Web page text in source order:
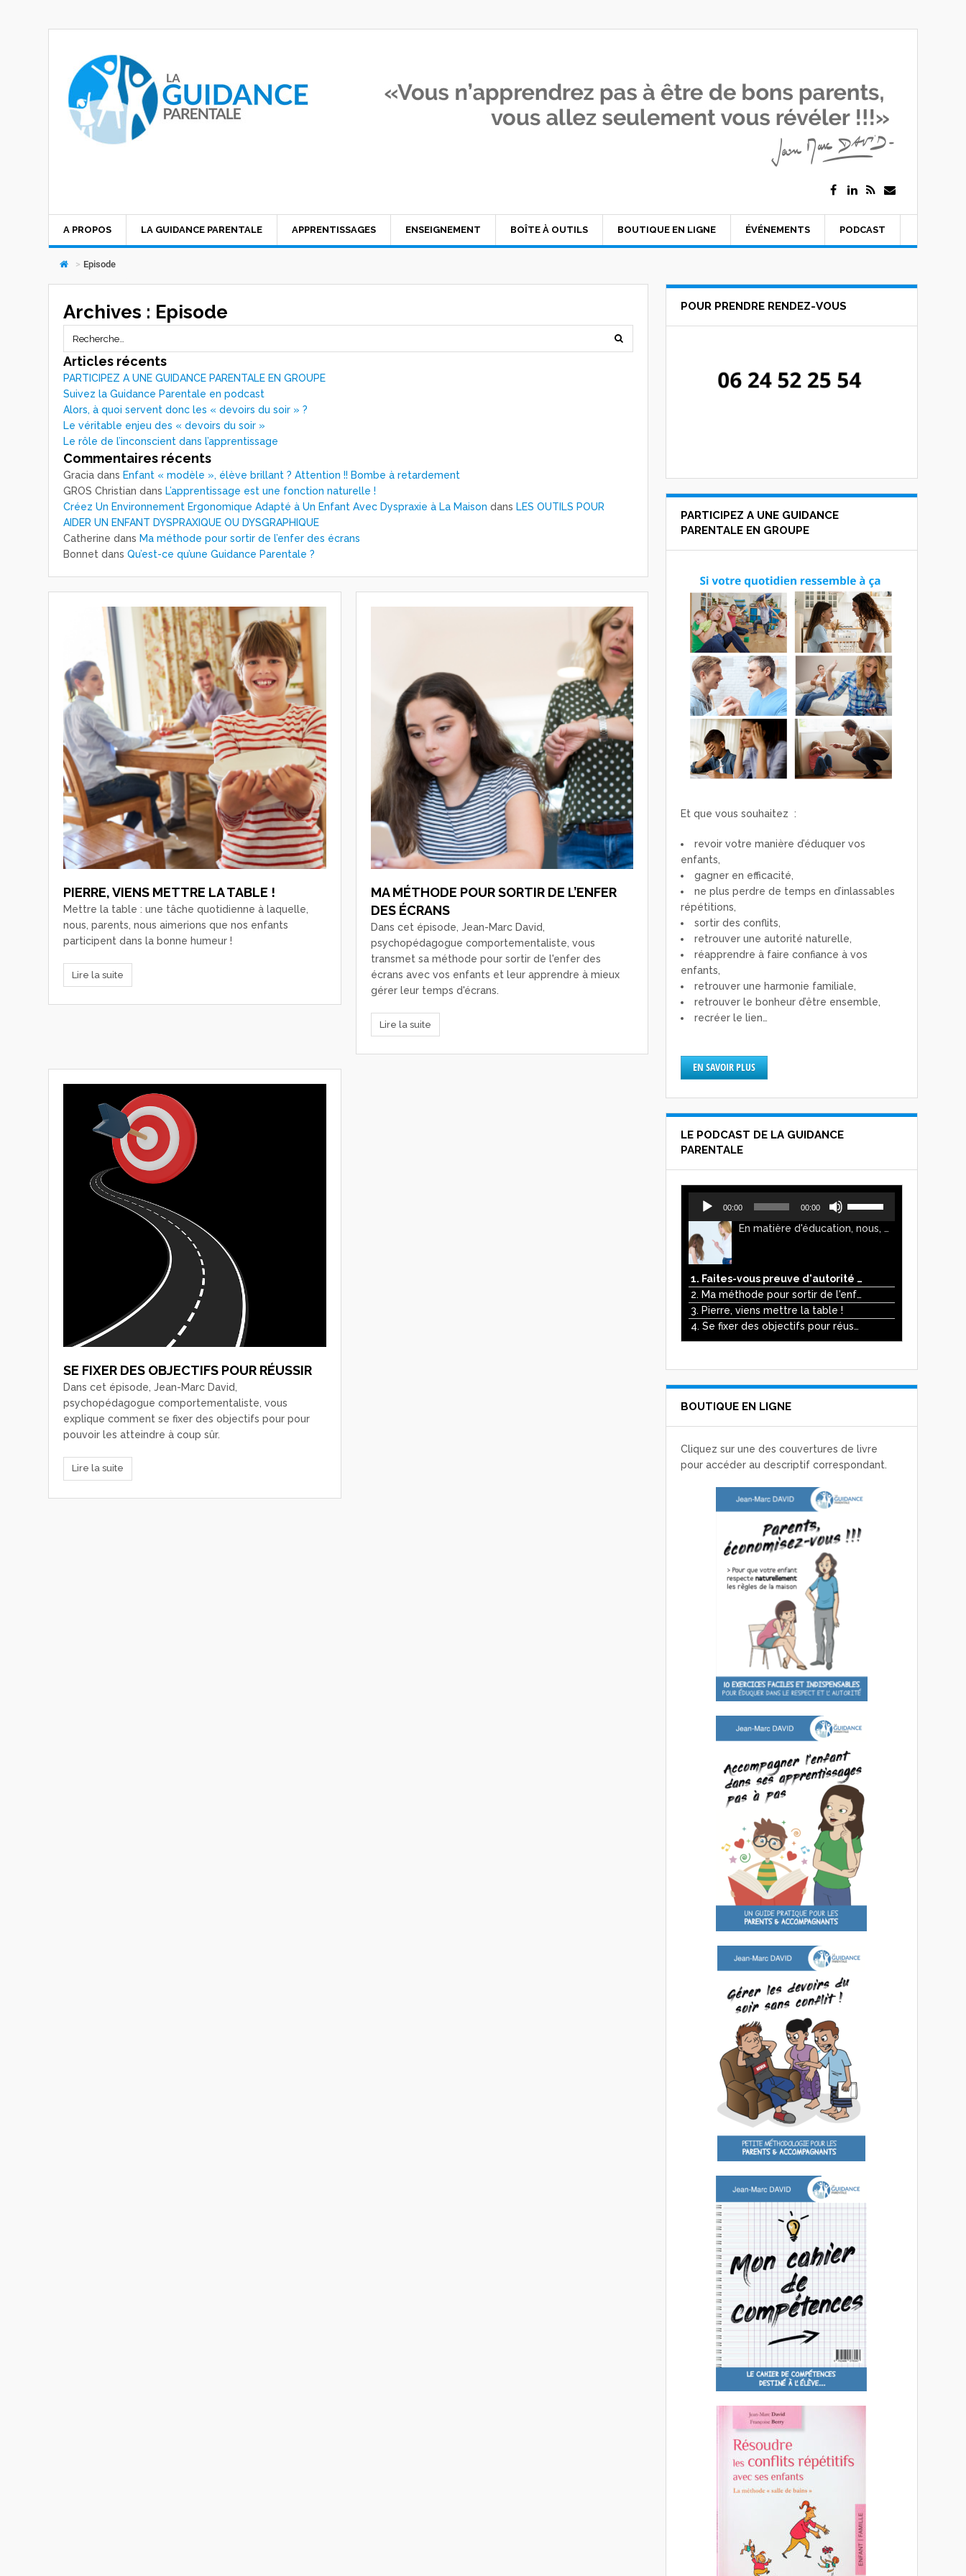
A PROPOS LA GUIDANCE PARENTALE APPRENTISSAGES ENSEIGNEMENT BOÎTE À OUTILS BOUTIQUE EN LIGNE ÉVÉNEMENTS PODCAST
> Episode
Archives : Episode
Articles récents
PARTICIPEZ A UNE GUIDANCE PARENTALE EN GROUPE
Suivez la Guidance Parentale en podcast
Alors, à quoi servent donc les « devoirs du soir » ?
Le véritable enjeu des « devoirs du soir »
Le rôle de l’inconscient dans l’apprentissage
Commentaires récents
Gracia dans Enfant « modèle », élève brillant ? Attention !! Bombe à retardement
GROS Christian dans L’apprentissage est une fonction naturelle !
Créez Un Environnement Ergonomique Adapté à Un Enfant Avec Dyspraxie à La Maison dans LES OUTILS POUR
AIDER UN ENFANT DYSPRAXIQUE OU DYSGRAPHIQUE
Catherine dans Ma méthode pour sortir de l’enfer des écrans
Bonnet dansQu’est-ce qu’une Guidance Parentale ?
PIERRE, VIENS METTRE LA TABLE !
Mettre la table : une tâche quotidienne à laquelle,
nous, parents, nous aimerions que nos enfants
participent dans la bonne humeur !
Lire la suite
MA MÉTHODE POUR SORTIR DE L’ENFER
DES ÉCRANS
Dans cet épisode, Jean-Marc David,
psychopédagogue comportementaliste, vous
transmet sa méthode pour sortir de l'enfer des
écrans avec vos enfants et leur apprendre à mieux
gérer leur temps d'écrans.
Lire la suite
SE FIXER DES OBJECTIFS POUR RÉUSSIR
Dans cet épisode, Jean-Marc David,
psychopédagogue comportementaliste, vous
explique comment se fixer des objectifs pour pour
pouvoir les atteindre à coup sûr.
Lire la suite
POUR PRENDRE RENDEZ-VOUS
PARTICIPEZ A UNE GUIDANCE
PARENTALE EN GROUPE
Et que vous souhaitez :
revoir votre manière d’éduquer vos
enfants,
gagner en efficacité,
ne plus perdre de temps en d’inlassables
répétitions,
sortir des conflits,
retrouver une autorité naturelle,
réapprendre à faire confiance à vos
enfants,
retrouver une harmonie familiale,
retrouver le bonheur d’être ensemble,
recréer le lien…
EN SAVOIR PLUS
LE PODCAST DE LA GUIDANCE
PARENTALE
Lecteur
audio
00:00 00:00
flèches
augmenter
ou
diminuer
le
En matière d'éducation, nous, parents, avons l'impression de faire preuve d'autorité. Mais n'est-ce pas, parfois, plutôt un jeu de pouvoir ? Ce podcast vous permettra d'y voir plus clair !
1. Faites-vous preuve d'autorité ou de pouvoir avec vos enfants ?
2. Ma méthode pour sortir de l'enfer des écrans
3. Pierre, viens mettre la table !
4. Se fixer des objectifs pour réussir
BOUTIQUE EN LIGNE
Cliquez sur une des couvertures de livre
pour accéder au descriptif correspondant.